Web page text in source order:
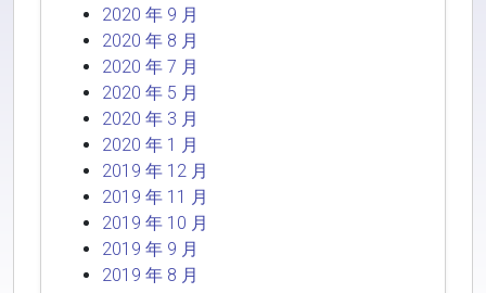
2020 年 9 月
2020 年 8 月
2020 年 7 月
2020 年 5 月
2020 年 3 月
2020 年 1 月
2019 年 12 月
2019 年 11 月
2019 年 10 月
2019 年 9 月
2019 年 8 月